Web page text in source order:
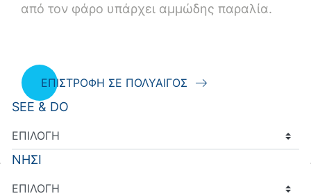
από τον φάρο υπάρχει αμμώδης παραλία.
ΕΠΙΣΤΡΟΦΗ ΣΕ ΠΟΛΥΑΙΓΟΣ
SEE & DO
ΝΗΣΙ